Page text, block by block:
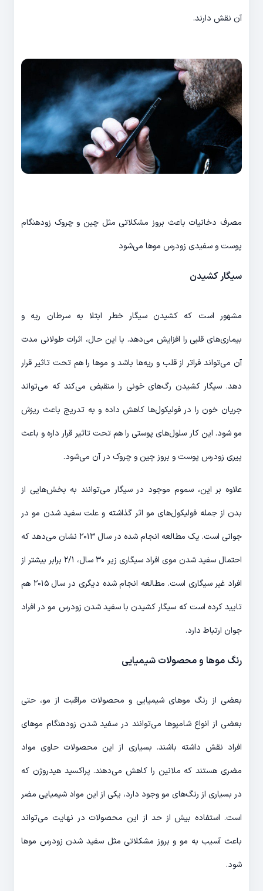
آن نقش دارند.
مصرف دخانیات باعث بروز مشکلاتی مثل چین و چروک زودهنگام
پوست و سفیدی زودرس موها می‌شود
سیگار کشیدن
مشهور است که کشیدن سیگار خطر ابتلا به سرطان ریه و
بیماری‌های قلبی را افزایش می‌دهد. با این حال، اثرات طولانی مدت
آن می‌تواند فراتر از قلب و ریه‌ها باشد و موها را هم تحت تاثیر قرار
دهد. سیگار کشیدن رگ‌های خونی را منقبض می‌کند که می‌تواند
جریان خون را در فولیکول‌ها کاهش داده و به تدریج باعث ریزش
مو شود. این کار سلول‌های پوستی را هم تحت تاثیر قرار داره و باعث
پیری زودرس پوست و بروز چین و چروک در آن می‌شود.
علاوه بر این، سموم موجود در سیگار می‌توانند به بخش‌هایی از
بدن از جمله فولیکول‌های مو اثر گذاشته و علت سفید شدن مو در
جوانی است. یک مطالعه انجام شده در سال ۲۰۱۳ نشان می‌دهد که
احتمال سفید شدن موی افراد سیگاری زیر ۳۰ سال، ۲/۱ برابر بیشتر از
افراد غیر سیگاری است. مطالعه انجام شده دیگری در سال ۲۰۱۵ هم
تایید کرده است که سیگار کشیدن با سفید شدن زودرس مو در افراد
جوان ارتباط دارد.
رنگ موها و محصولات شیمیایی
بعضی از رنگ موهای شیمیایی و محصولات مراقبت از مو، حتی
بعضی از انواع شامپوها می‌توانند در سفید شدن زودهنگام موهای
افراد نقش داشته باشند. بسیاری از این محصولات حاوی مواد
مضری هستند که ملانین را کاهش می‌دهند. پراکسید هیدروژن که
در بسیاری از رنگ‌های مو وجود دارد، یکی از این مواد شیمیایی مضر
است. استفاده بیش از حد از این محصولات در نهایت می‌تواند
باعث آسیب به مو و بروز مشکلاتی مثل سفید شدن زودرس موها
شود.